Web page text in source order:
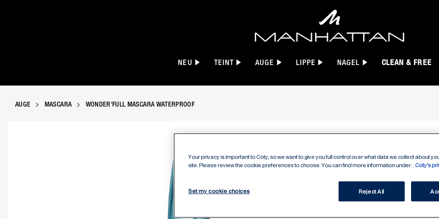
NEU TEINT AUGE LIPPE NAGEL CLEAN & FREE
AUGE MASCARA WONDER'FULL MASCARA WATERPROOF
Your privacy is important to Coty, so we want to give you full control over what data we collect about
site. Please review the cookie preferences to choose. You can find more information under:
Coty's
Set my cookie choices Reject All